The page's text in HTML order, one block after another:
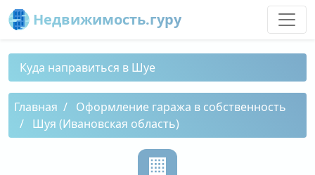
Недвижимость.гуру
Куда направиться в Шуе
Главная
Оформление гаража в собственность
Шуя (Ивановская область)